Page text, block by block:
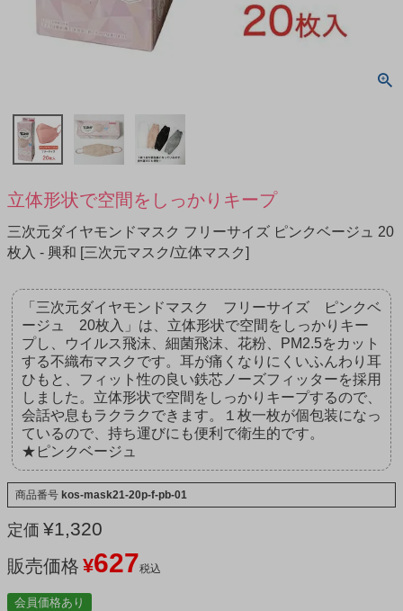
立体形状で空間をしっかりキープ
三次元ダイヤモンドマスク フリーサイズ ピンクベージュ 20
枚入 - 興和 [三次元マスク/立体マスク]
「三次元ダイヤモンドマスク フリーサイズ ピンクベ
ージュ 20枚入」は、立体形状で空間をしっかりキー
プし、ウイルス飛沫、細菌飛沫、花粉、PM2.5をカット
する不織布マスクです。耳が痛くなりにくいふんわり耳
ひもと、フィット性の良い鉄芯ノーズフィッターを採用
しました。立体形状で空間をしっかりキープするので、
会話や息もラクラクできます。１枚一枚が個包装になっ
ているので、持ち運びにも便利で衛生的です。
★ピンクベージュ
商品番号 kos-mask21-20p-f-pb-01
定価 ¥1,320
販売価格 ¥627税込
会員価格あり